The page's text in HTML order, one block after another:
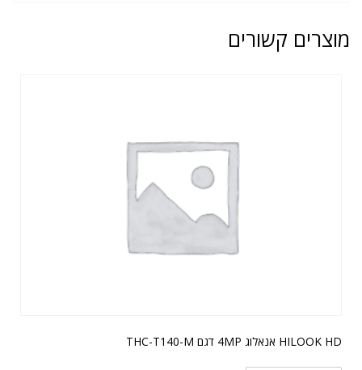
מוצרים קשורים
HILOOK HD אנאלוג 4MP דגם THC-T140-M